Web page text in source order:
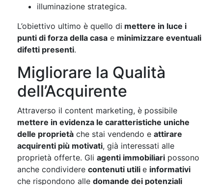
illuminazione strategica.
L’obiettivo ultimo è quello di mettere in luce i
punti di forza della casa e minimizzare eventuali
difetti presenti.
Migliorare la Qualità
dell’Acquirente
Attraverso il content marketing, è possibile
mettere in evidenza le caratteristiche uniche
delle proprietà che stai vendendo e attirare
acquirenti più motivati, già interessati alle
proprietà offerte. Gli agenti immobiliari possono
anche condividere contenuti utili e informativi
che rispondono alle domande dei potenziali